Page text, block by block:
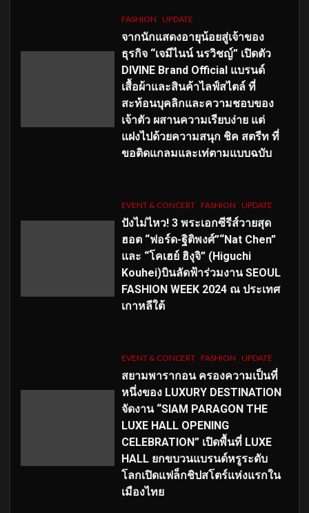
FASHION UPDATE
จากนักแสดงอายุน้อยสู่เจ้าของ
ธุรกิจ “เจมีไนน์ นรวิชญ์” เปิดตัว
DIVINE Brand Official แบรนด์
เสื้อผ้าและสินค้าไลฟ์สไตล์ ที่
สะท้อนบุคลิกและความชอบของ
เจ้าตัว ผสานความเรียบง่าย แต่
แฝงไปด้วยความสนุก ชิค สตรีท ที่
ขอติดแกลมและเท่ตามแบบฉบับ
EVENT & CONCERT FASHION UPDATE
ปังไม่ไหว! 3 พระเอกซีรีส์วายสุด
ฮอต “ฟอร์ด-ฐิติพงศ์”“Nat Chen”
และ “โคเฮย์ ฮิงุจิ” (Higuchi
Kouhei)บินลัดฟ้าร่วมงาน SEOUL
FASHION WEEK 2024 ณ ประเทศ
เกาหลีใต้
EVENT & CONCERT FASHION UPDATE
สยามพารากอน ครองความเป็นที่
หนึ่งของ LUXURY DESTINATION
จัดงาน “SIAM PARAGON THE
LUXE HALL OPENING
CELEBRATION” เปิดพื้นที่ LUXE
HALL ยกขบวนแบรนด์หรูระดับ
โลกเปิดแฟล็กชิปสโตร์แห่งแรกใน
เมืองไทย